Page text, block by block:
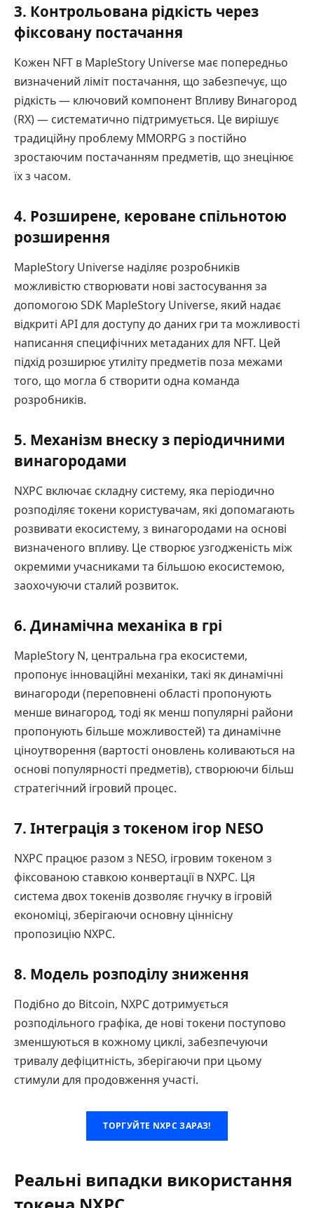
3. Контрольована рідкість через
фіксовану постачання
Кожен NFT в MapleStory Universe має попередньо
визначений ліміт постачання, що забезпечує, що
рідкість — ключовий компонент Впливу Винагород
(RX) — систематично підтримується. Це вирішує
традиційну проблему MMORPG з постійно
зростаючим постачанням предметів, що знецінює
їх з часом.
4. Розширене, кероване спільнотою
розширення
MapleStory Universe наділяє розробників
можливістю створювати нові застосування за
допомогою SDK MapleStory Universe, який надає
відкриті API для доступу до даних гри та можливості
написання специфічних метаданих для NFT. Цей
підхід розширює утиліту предметів поза межами
того, що могла б створити одна команда
розробників.
5. Механізм внеску з періодичними
винагородами
NXPC включає складну систему, яка періодично
розподіляє токени користувачам, які допомагають
розвивати екосистему, з винагородами на основі
визначеного впливу. Це створює узгодженість між
окремими учасниками та більшою екосистемою,
заохочуючи сталий розвиток.
6. Динамічна механіка в грі
MapleStory N, центральна гра екосистеми,
пропонує інноваційні механіки, такі як динамічні
винагороди (переповнені області пропонують
менше винагород, тоді як менш популярні райони
пропонують більше можливостей) та динамічне
ціноутворення (вартості оновлень коливаються на
основі популярності предметів), створюючи більш
стратегічний ігровий процес.
7. Інтеграція з токеном ігор NESO
NXPC працює разом з NESO, ігровим токеном з
фіксованою ставкою конвертації в NXPC. Ця
система двох токенів дозволяє гнучку в ігровій
економіці, зберігаючи основну ціннісну
пропозицію NXPC.
8. Модель розподілу зниження
Подібно до Bitcoin, NXPC дотримується
розподільного графіка, де нові токени поступово
зменшуються в кожному циклі, забезпечуючи
тривалу дефіцитність, зберігаючи при цьому
стимули для продовження участі.
ТОРГУЙТЕ NXPC ЗАРАЗ!
Реальні випадки використання